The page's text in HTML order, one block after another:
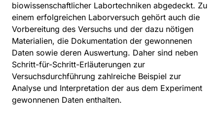
biowissenschaftlicher Labortechniken abgedeckt. Zu
einem erfolgreichen Laborversuch gehört auch die
Vorbereitung des Versuchs und der dazu nötigen
Materialien, die Dokumentation der gewonnenen
Daten sowie deren Auswertung. Daher sind neben
Schritt-für-Schritt-Erläuterungen zur
Versuchsdurchführung zahlreiche Beispiel zur
Analyse und Interpretation der aus dem Experiment
gewonnenen Daten enthalten.